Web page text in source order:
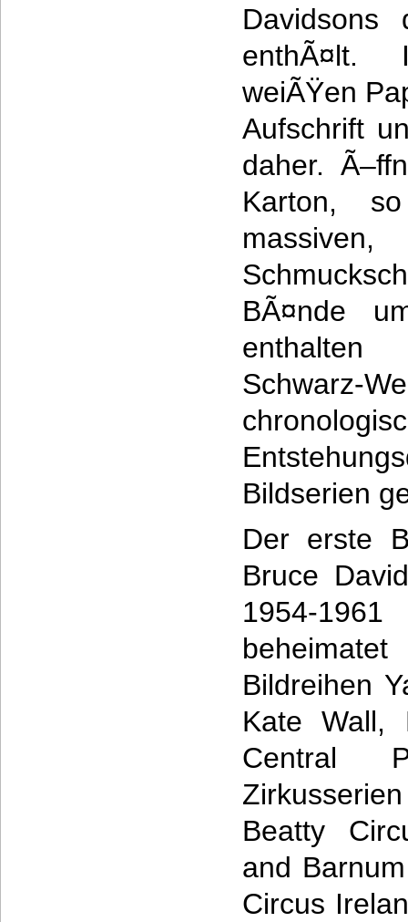
Davidsons
enthÃ¤lt.
weiÃŸen
Aufschrift
daher.
Karton,
BÃ¤nde
Schwarz-
Bildserien
Der erste
Bruce
1954-
Bildreihen
Kate Wall,
Central
Beatty
and
Circus